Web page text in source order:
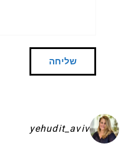
yehudit_aviv